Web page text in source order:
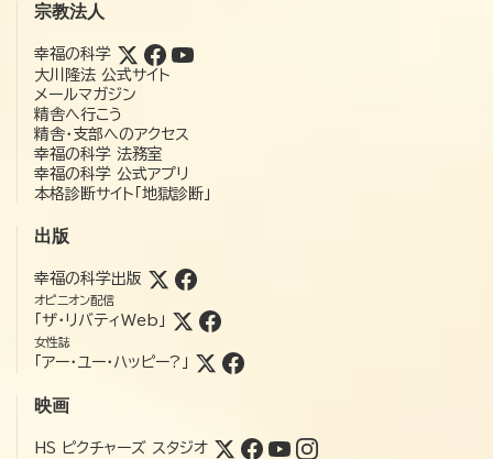
宗教法人
幸福の科学
大川隆法 公式サイト
メールマガジン
精舎へ行こう
精舎・支部へのアクセス
幸福の科学 法務室
幸福の科学 公式アプリ
本格診断サイト「地獄診断」
出版
幸福の科学出版
オピニオン配信
「ザ・リバティWeb」
女性誌
「アー・ユー・ハッピー?」
映画
HS ピクチャーズ スタジオ